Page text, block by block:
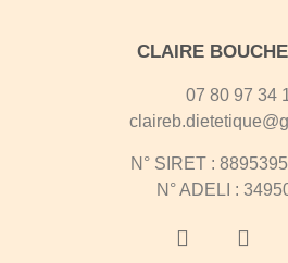
CLAIRE
07 80 97 34
N° SIRET :
N° ADELI :